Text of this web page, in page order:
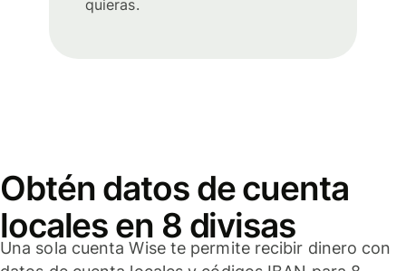
quieras.
Obtén datos de cuenta
locales en 8 divisas
Una sola cuenta Wise te permite recibir dinero con